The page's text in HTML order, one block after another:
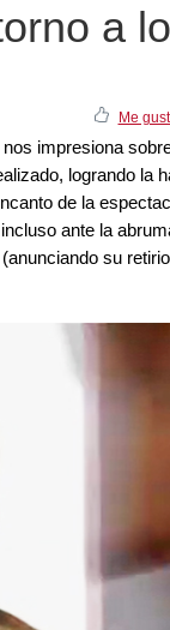
a
Me
impresiona
logrando la
de la
ante la
su